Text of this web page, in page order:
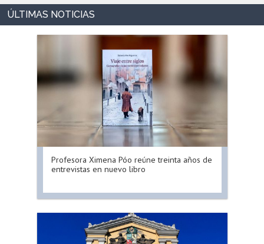
Profesora Ximena Póo reúne treinta años de
entrevistas en nuevo libro